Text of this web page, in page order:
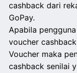
cashback dari
GoPay.
Apabila
voucher
Voucher maka
cashback senilai